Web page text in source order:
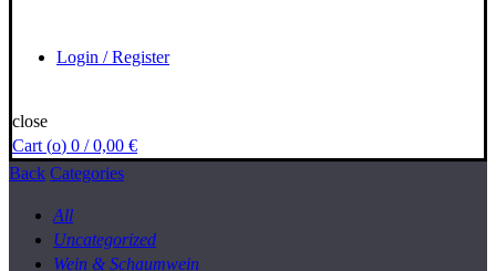
Login / Register
close
Cart (o) 0 / 0,00 €
Back Categories
All
Uncategorized
Wein & Schaumwein